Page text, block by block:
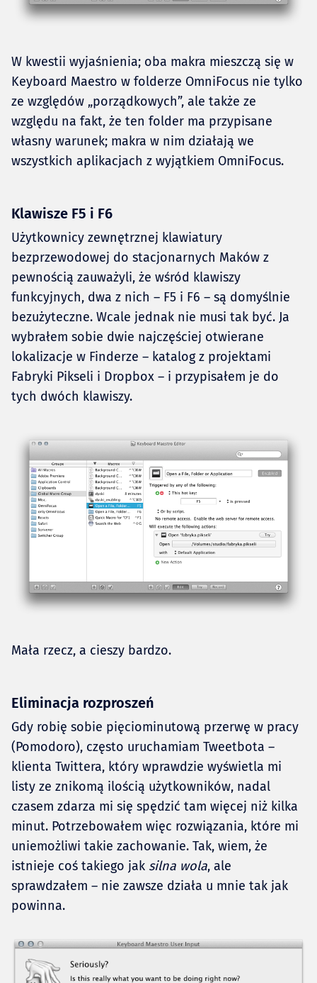
W kwestii wyjaśnienia; oba makra mieszczą się w
Keyboard Maestro w folderze OmniFocus nie tylko
ze względów „porządkowych”, ale także ze
względu na fakt, że ten folder ma przypisane
własny warunek; makra w nim działają we
wszystkich aplikacjach z wyjątkiem OmniFocus.
Klawisze F5 i F6
Użytkownicy zewnętrznej klawiatury
bezprzewodowej do stacjonarnych Maków z
pewnością zauważyli, że wśród klawiszy
funkcyjnych, dwa z nich – F5 i F6 – są domyślnie
bezużyteczne. Wcale jednak nie musi tak być. Ja
wybrałem sobie dwie najczęściej otwierane
lokalizacje w Finderze – katalog z projektami
Fabryki Pikseli i Dropbox – i przypisałem je do
tych dwóch klawiszy.
Mała rzecz, a cieszy bardzo.
Eliminacja rozproszeń
Gdy robię sobie pięciominutową przerwę w pracy
(Pomodoro), często uruchamiam Tweetbota –
klienta Twittera, który wprawdzie wyświetla mi
listy ze znikomą ilością użytkowników, nadal
czasem zdarza mi się spędzić tam więcej niż kilka
minut. Potrzebowałem więc rozwiązania, które mi
uniemożliwi takie zachowanie. Tak, wiem, że
istnieje coś takiego jak silna wola, ale
sprawdzałem – nie zawsze działa u mnie tak jak
powinna.